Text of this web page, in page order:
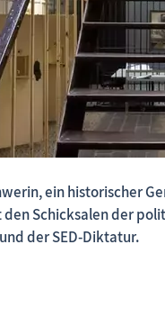
ein historischer
Schicksalen der
der SED-Diktatur.